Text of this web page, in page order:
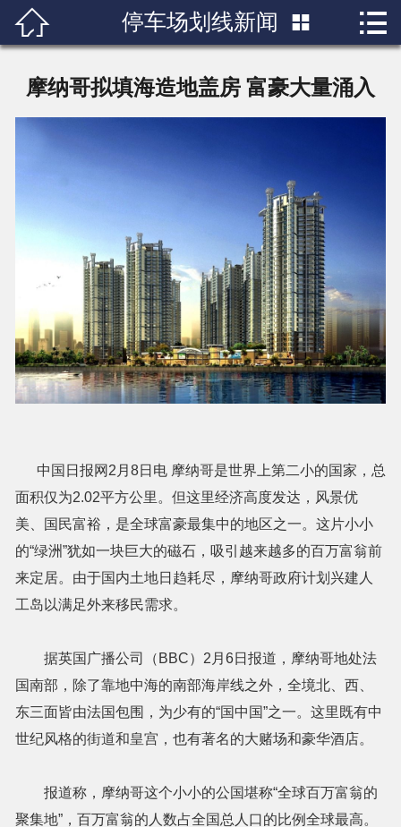
 首页
产品展示
成功案例
行业知识
人才招聘
联系我们
 停车场划线新闻  
摩纳哥拟填海造地盖房 富豪大量涌入
中国日报网2月8日电 摩纳哥是世界上第二小的国家，总
面积仅为2.02平方公里。但这里经济高度发达，风景优
美、国民富裕，是全球富豪最集中的地区之一。这片小小
的“绿洲”犹如一块巨大的磁石，吸引越来越多的百万富翁前
来定居。由于国内土地日趋耗尽，摩纳哥政府计划兴建人
工岛以满足外来移民需求。
据英国广播公司（BBC）2月6日报道，摩纳哥地处法
国南部，除了靠地中海的南部海岸线之外，全境北、西、
东三面皆由法国包围，为少有的“国中国”之一。这里既有中
世纪风格的街道和皇宫，也有著名的大赌场和豪华酒店。
报道称，摩纳哥这个小小的公国堪称“全球百万富翁的
聚集地”，百万富翁的人数占全国总人口的比例全球最高。